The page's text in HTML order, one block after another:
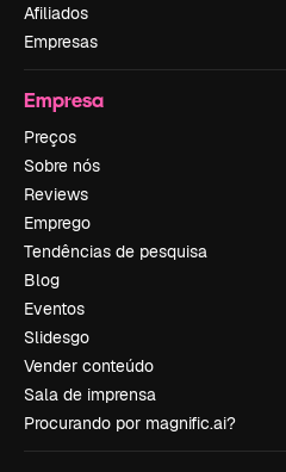
Afiliados
Empresas
Empresa
Preços
Sobre nós
Reviews
Emprego
Tendências de pesquisa
Blog
Eventos
Slidesgo
Vender conteúdo
Sala de imprensa
Procurando por magnific.ai?